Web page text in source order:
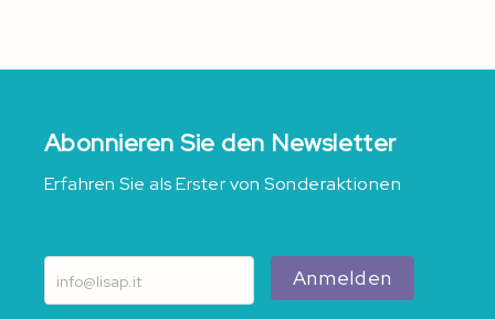
Abonnieren Sie den Newsletter
Erfahren Sie als Erster von Sonderaktionen
Anmelden